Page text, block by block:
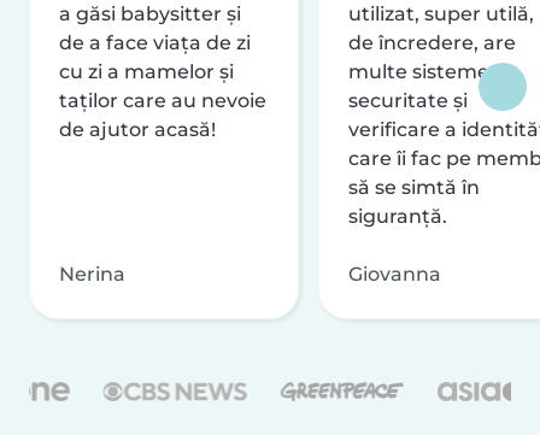
a găsi babysitter și
de a face viața de zi
cu zi a mamelor și
taților care au nevoie
de ajutor acasă!
Nerina
utilizat, super utilă,
de încredere, are
multe sisteme de
securitate și
verificare a
care îi fac pe
să se simtă în
siguranță.
Giovanna